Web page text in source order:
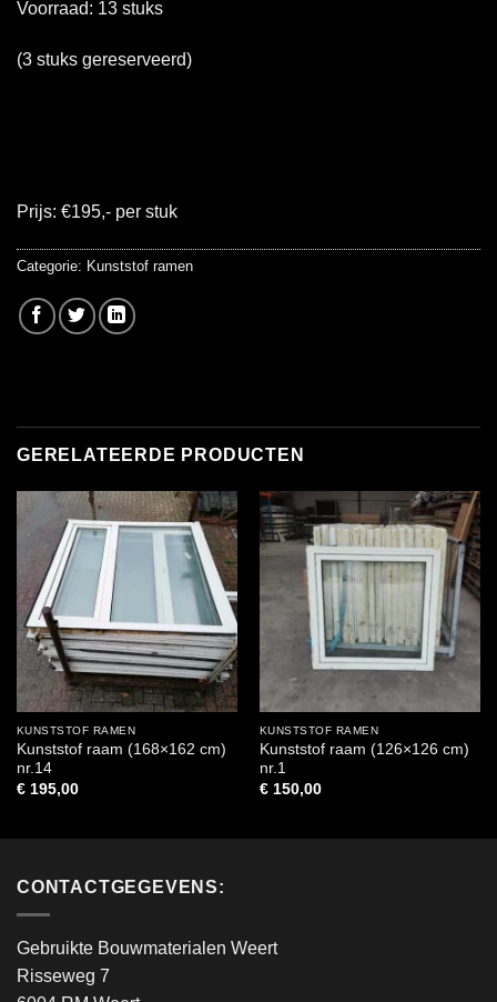
Voorraad: 13 stuks
(3 stuks gereserveerd)
Prijs: €195,- per stuk
Categorie: Kunststof ramen
GERELATEERDE PRODUCTEN
KUNSTSTOF RAMEN
Kunststof raam (168×162 cm)
nr.14
€195,00
KUNSTSTOF RAMEN
Kunststof raam (126×126 cm)
nr.1
€150,00
CONTACTGEGEVENS:
Gebruikte Bouwmaterialen Weert
Risseweg 7